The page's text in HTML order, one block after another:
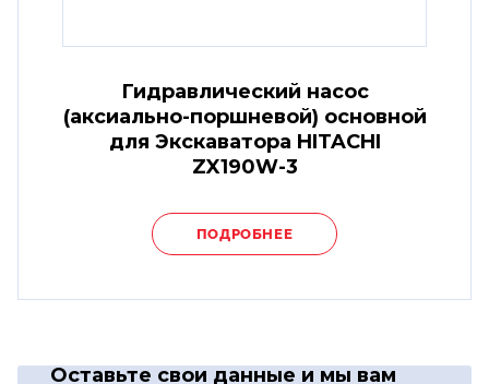
Гидравлический насос
(аксиально-поршневой) основной
для Экскаватора HITACHI
ZX190W-3
ПОДРОБНЕЕ
Оставьте свои данные и мы вам